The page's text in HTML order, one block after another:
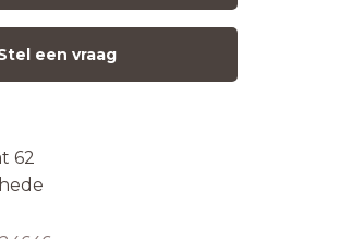
een vraag
62